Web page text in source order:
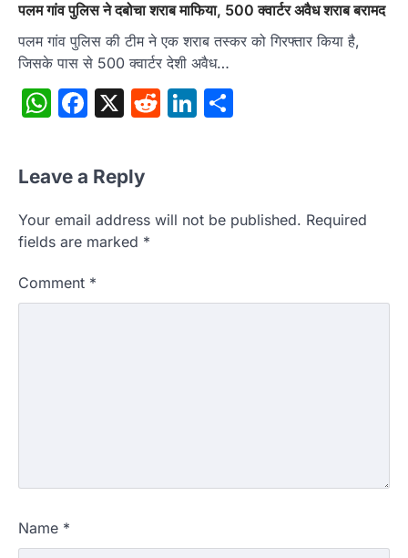
पलम गांव पुलिस ने दबोचा शराब माफिया, 500 क्वार्टर अवैध शराब बरामद
पलम गांव पुलिस की टीम ने एक शराब तस्कर को गिरफ्तार किया है,
जिसके पास से 500 क्वार्टर देशी अवैध…
WhatsApp
Facebook
X RedditLinkedIn
Leave a Reply
Your email address will not be published. Required
fields are marked *
Comment *
Name *